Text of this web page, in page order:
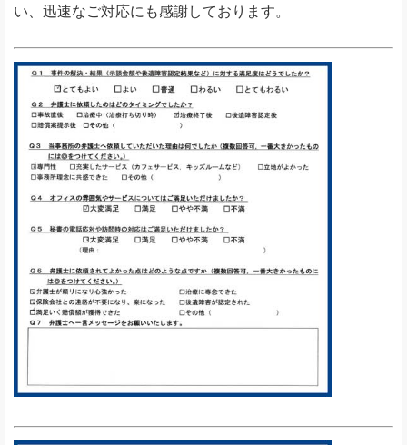
い、迅速なご対応にも感謝しております。